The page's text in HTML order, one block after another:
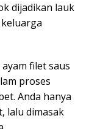
dijadikan lauk
filet saus
proses
Anda hanya
lalu dimasak